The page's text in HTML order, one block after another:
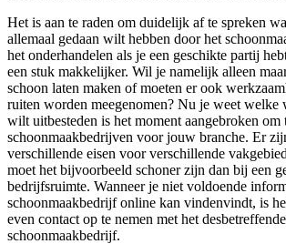
Het is aan te raden om duidelijk af te spreken
allemaal gedaan wilt hebben door het
het onderhandelen als je een geschikte partij
een stuk makkelijker. Wil je namelijk alleen
schoon laten maken of moeten er ook
ruiten worden meegenomen? Nu je weet welke
wilt uitbesteden is het moment aangebroken om
schoonmaakbedrijven voor jouw branche. Er
verschillende eisen voor verschillende
moet het bijvoorbeeld schoner zijn dan bij een
bedrijfsruimte. Wanneer je niet voldoende
schoonmaakbedrijf online kan vindenvindt, is
even contact op te nemen met het desbetreffende
schoonmaakbedrijf.